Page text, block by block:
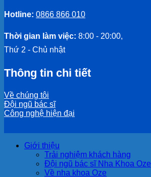
Hotline: 0866 866 010
Thời gian làm việc: 8:00 - 20:00,
Thứ 2 - Chủ nhật
Thông tin chi tiết
Về chúng tôi
Đội ngũ bác sĩ
Công nghệ hiện đại
Giới thiệu
Trải nghiệm khách hàng
Đội ngũ bác sĩ Nha Khoa Oze
Về nha khoa Oze